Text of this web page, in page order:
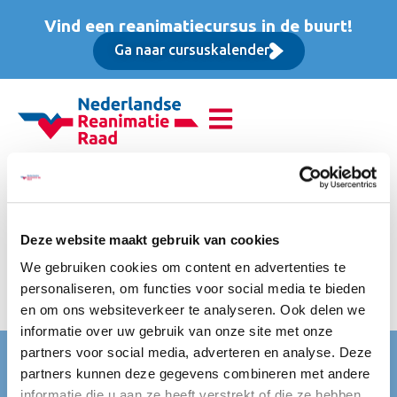
Deze website maakt gebruik van cookies
We gebruiken cookies om content en advertenties te
personaliseren, om functies voor social media te bieden
en om ons websiteverkeer te analyseren. Ook delen we
informatie over uw gebruik van onze site met onze
partners voor social media, adverteren en analyse. Deze
partners kunnen deze gegevens combineren met andere
Vind een reanimatiecursus in de buurt!
Ga naar cursuskalender
Reanimatie van
volwassenen (BLS),
Basis cursus
Kosten per deelnemer
Nederlandse Reanimatie Raad (NRR)
Mercatorlaan 1200